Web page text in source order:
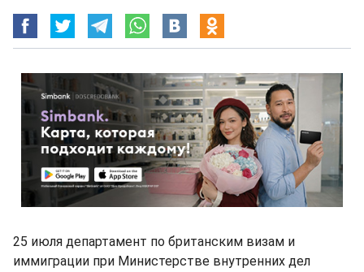
25 июля департамент по британским визам и
иммиграции при Министерстве внутренних дел